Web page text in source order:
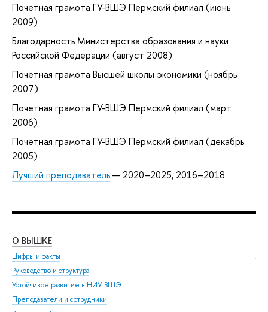
Почетная грамота ГУ-ВШЭ Пермский филиал (июнь
2009)
Благодарность Министерства образования и науки
Российской Федерации (август 2008)
Почетная грамота Высшей школы экономики (ноябрь
2007)
Почетная грамота ГУ-ВШЭ Пермский филиал (март
2006)
Почетная грамота ГУ-ВШЭ Пермский филиал (декабрь
2005)
Лучший преподаватель— 2020–2025, 2016–2018
О ВЫШКЕ
Цифры и факты
Руководство и структура
Устойчивое развитие в НИУ ВШЭ
Преподаватели и сотрудники